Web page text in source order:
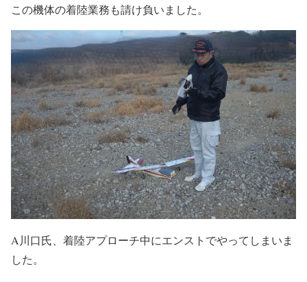
この機体の着陸業務も請け負いました。
A川口氏、着陸アプローチ中にエンストでやってしまいま
した。